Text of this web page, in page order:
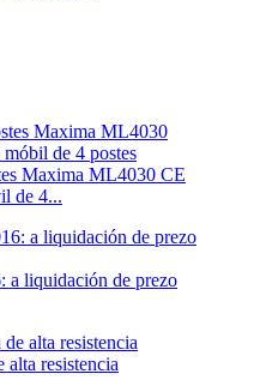
Maxima ML4030 CE
de 4...
a liquidación de prezo
alta resistencia